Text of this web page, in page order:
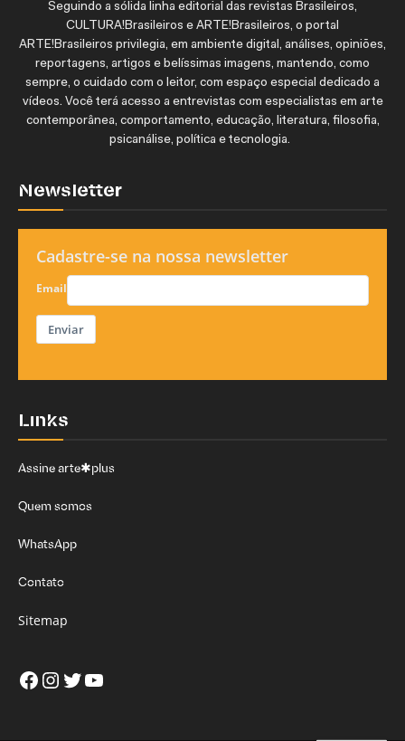
Seguindo a sólida linha editorial das revistas Brasileiros,
CULTURA!Brasileiros e ARTE!Brasileiros, o portal
ARTE!Brasileiros privilegia, em ambiente digital, análises, opiniões,
reportagens, artigos e belíssimas imagens, mantendo, como
sempre, o cuidado com o leitor, com espaço especial dedicado a
vídeos. Você terá acesso a entrevistas com especialistas em arte
contemporânea, comportamento, educação, literatura, filosofia,
psicanálise, política e tecnologia.
Newsletter
Cadastre-se na nossa newsletter
Email
Enviar
Links
Assine arte✱plus
Quem somos
WhatsApp
Contato
Sitemap
Facebook
Instagram
Twitter
Youtube